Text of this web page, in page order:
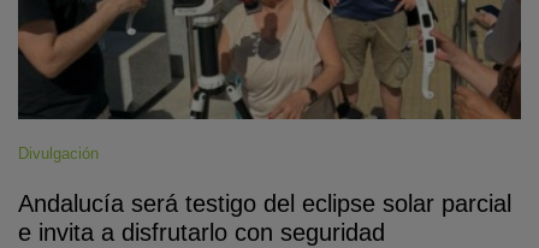
Divulgación
Andalucía será testigo del eclipse solar parcial
e invita a disfrutarlo con seguridad